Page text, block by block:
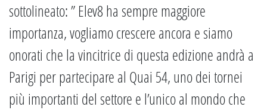
sottolineato: ” Elev8 ha sempre maggiore
importanza, vogliamo crescere ancora e siamo
onorati che la vincitrice di questa edizione andrà a
Parigi per partecipare al Quai 54, uno dei tornei
più importanti del settore e l’unico al mondo che